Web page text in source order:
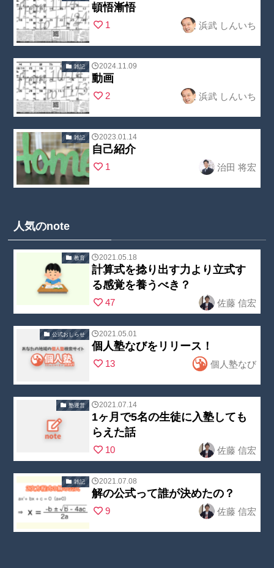
/home/nobuoc
reate2/kojin-
juku.com/publi
c_html/wp-
content/theme
s/swell_child/p
arts/post_list/
p
on line23
Warning:
Undefined
array key
"no_cat_tag" in
/home/nobuoc
reate2/kojin-
juku.com/publi
c_html/wp-
content/theme
s/swell_child/p
arts/post_list/
頓悟漸悟
1 浜武 しんいち
Warning
Undefined
array key
"no_cat_tag" in
/home/nobuoc
reate2/kojin-
juku.com/publi
s/swell_child/p
arts/post_list/
post_index.ph
on line23
雑記 2024.11.09
動画
2 浜武 しんいち
Warning:
Undefined
array key
/home/nobuoc
reate2/kojin-
juku.com/publi
c_html/wp-
content/theme
post_index.ph
pon line23
雑記 2023.01.14
自己紹介
1 治田 将宏
人気のnote
Warning:
Undefined
"no_cat_tag" in
/home/nobuoc
reate2/kojin-
content/theme
s/swell_child/p
arts/post_list/
post_index.ph
pon line23
教育 2021.05.18
計算式を捻り出す力より立式す
る感覚を養うべき？
47 佐藤 信宏
Warning:
Undefined
array key
"no_cat_tag" in
/home/nobuoc
reate2/kojin-
content/theme
s/swell_child/p
arts/post_list/
post_index.ph
公式おしらせ 2021.05.01
個人塾なびをリリース！
13 個人塾なび
Warning:
Undefined
"no_cat_tag" in
/home/nobuoc
reate2/kojin-
juku.com/publi
塾運営 2021.07.14
1ヶ月で5名の生徒に入塾しても
らえた話
10 佐藤 信宏
Warning:
Undefined
array key
雑記 2021.07.08
解の公式って誰が決めたの？
9 佐藤 信宏